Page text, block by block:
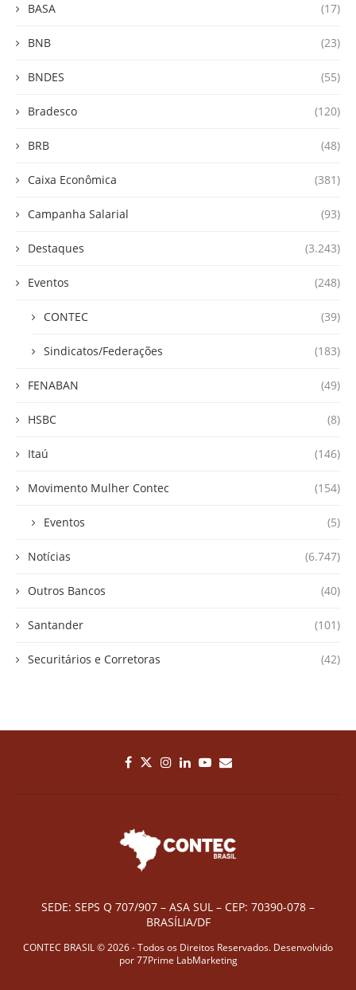
BASA (17)
BNB (23)
BNDES (55)
Bradesco (120)
BRB (48)
Caixa Econômica (381)
Campanha Salarial (93)
Destaques (3.243)
Eventos (248)
CONTEC (39)
Sindicatos/Federações (183)
FENABAN (49)
HSBC (8)
Itaú (146)
Movimento Mulher Contec (154)
Eventos (5)
Notícias (6.747)
Outros Bancos (40)
Santander (101)
Securitários e Corretoras (42)
SEDE: SEPS Q 707/907 – ASA SUL – CEP: 70390-078 –
BRASÍLIA/DF
CONTEC BRASIL © 2026 - Todos os Direitos Reservados. Desenvolvido
por77Prime LabMarketing